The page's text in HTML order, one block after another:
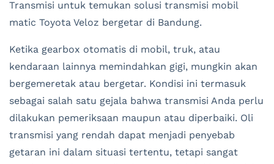
Transmisi untuk temukan solusi transmisi mobil
matic Toyota Veloz bergetar di Bandung.
Ketika gearbox otomatis di mobil, truk, atau
kendaraan lainnya memindahkan gigi, mungkin akan
bergemeretak atau bergetar. Kondisi ini termasuk
sebagai salah satu gejala bahwa transmisi Anda perlu
dilakukan pemeriksaan maupun atau diperbaiki. Oli
transmisi yang rendah dapat menjadi penyebab
getaran ini dalam situasi tertentu, tetapi sangat